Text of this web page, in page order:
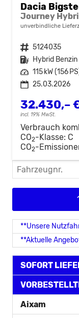
Dacia
unverbindliche
Fahrzeugnr. 5124035
Kraftstoff Hybrid Benzin
Leistung 115 kW (156
25.03.2026
32.430,–
incl. 19% MwSt.
Verbrauch
CO2-Klasse: C
CO2-
Fahrzeugnr.
**Unsere
**Aktuelle
SOFORT
Aixam